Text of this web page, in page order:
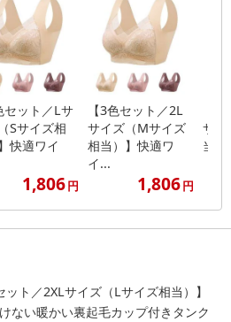
セット／Lサ
Sサイズ相
快適ワイ
1,806円
【3色セット／2L
サイズ（Mサイズ
相当）】快適ワ
イ...
1,806円
サイ
当
ット／2XLサイズ（Lサイズ相当）】
ない暖かい裏起毛カップ付きタンク